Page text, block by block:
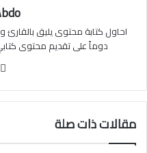
احاول كتابة محتوى يليق
دوماً على تقديم محتوى كتابي
مقالات ذات صلة